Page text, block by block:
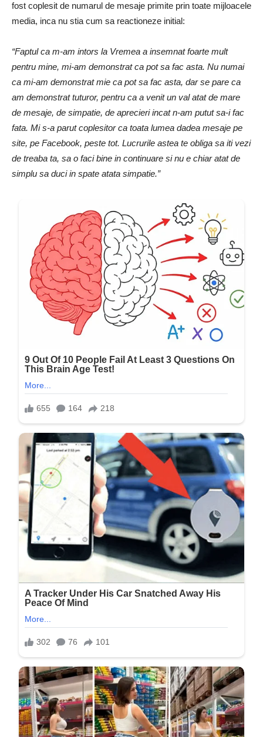
fost coplesit de numarul de mesaje primite prin toate mijloacele
media, inca nu stia cum sa reactioneze initial:
“Faptul ca m-am intors la Vremea a insemnat foarte mult
pentru mine, mi-am demonstrat ca pot sa fac asta. Nu numai
ca mi-am demonstrat mie ca pot sa fac asta, dar se pare ca
am demonstrat tuturor, pentru ca a venit un val atat de mare
de mesaje, de simpatie, de aprecieri incat n-am putut sa-i fac
fata. Mi s-a parut coplesitor ca toata lumea dadea mesaje pe
site, pe Facebook, peste tot. Lucrurile astea te obliga sa iti vezi
de treaba ta, sa o faci bine in continuare si nu e chiar atat de
simplu sa duci in spate atata simpatie.”